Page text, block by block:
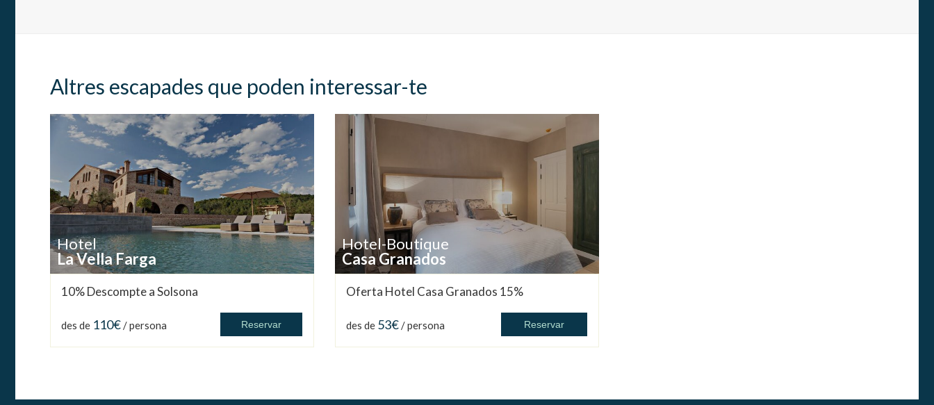
Altres escapades que poden interessar-te
Hotel
La Vella Farga
10% Descompte a Solsona
des de 110€/ persona Reservar
Hotel-Boutique
Casa Granados
Oferta Hotel Casa Granados 15%
des de 53€/ persona Reservar